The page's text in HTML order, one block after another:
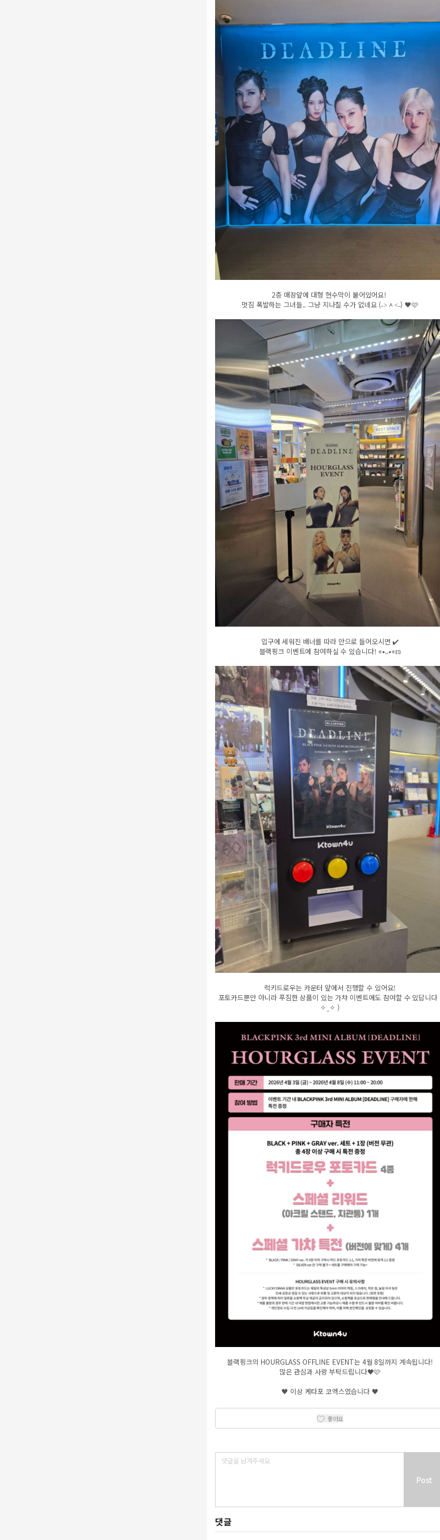
2층 매장앞에 대형 현수막이 붙어있어요!
멋짐 폭발하는 그녀들.. 그냥 지나칠 수가 없네요 (˶˃ᆺ˂˶) 🖤🩷
입구에 세워진 배너를 따라 안으로 들어오시면 ✔️
블랙핑크 이벤트에 참여하실 수 있습니다! ⌯•ᴗ•⌯ಣ
럭키드로우는 카운터 앞에서 진행할 수 있어요!
포토카드뿐만 아니라 푸짐한 상품이 있는 가챠 이벤트에도 참여할 수 있답니다
✧ ̫ ✧ )
블랙핑크의 HOURGLASS OFFLINE EVENT는 4월 8일까지 계속됩니다!
많은 관심과 사랑 부탁드립니다🖤🩷
🖤 이상 케타포 코엑스였습니다 🖤
좋아요
Post
댓글